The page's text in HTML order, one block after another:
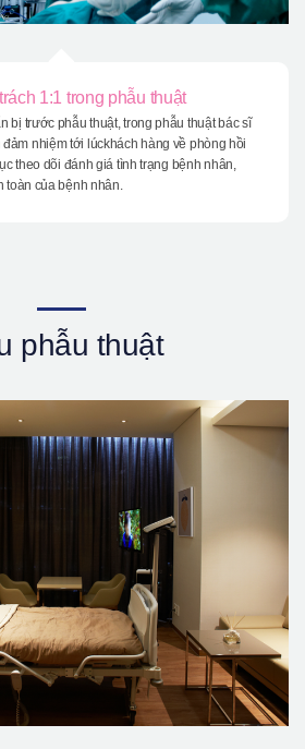
1:1 trong phẫu thuật
bị trước phẫu thuật, trong phẫu thuật bác sĩ
nhiệm tới lúckhách hàng về phòng hồi
theo dõi đánh giá tình trạng bệnh nhân,
toàn của bệnh nhân.
phẫu thuật